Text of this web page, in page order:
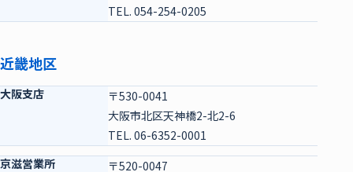
TEL. 054-254-0205
近畿地区
大阪支店
〒530-0041
大阪市北区天神橋2-北2-6
TEL. 06-6352-0001
京滋営業所
〒520-0047